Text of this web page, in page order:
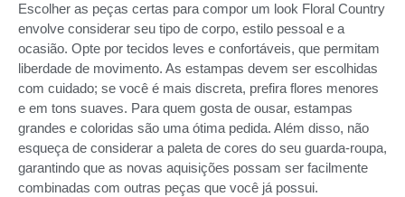
Escolher as peças certas para compor um look Floral Country
envolve considerar seu tipo de corpo, estilo pessoal e a
ocasião. Opte por tecidos leves e confortáveis, que permitam
liberdade de movimento. As estampas devem ser escolhidas
com cuidado; se você é mais discreta, prefira flores menores
e em tons suaves. Para quem gosta de ousar, estampas
grandes e coloridas são uma ótima pedida. Além disso, não
esqueça de considerar a paleta de cores do seu guarda-roupa,
garantindo que as novas aquisições possam ser facilmente
combinadas com outras peças que você já possui.